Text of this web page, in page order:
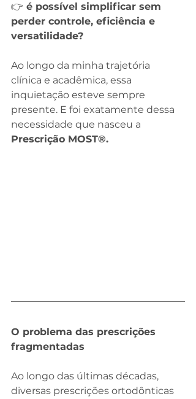
👉 é possível simplificar sem
perder controle, eficiência e
versatilidade?
Ao longo da minha trajetória
clínica e acadêmica, essa
inquietação esteve sempre
presente. E foi exatamente dessa
necessidade que nasceu a
Prescrição MOST®.
O problema das prescrições
fragmentadas
Ao longo das últimas décadas,
diversas prescrições ortodônticas